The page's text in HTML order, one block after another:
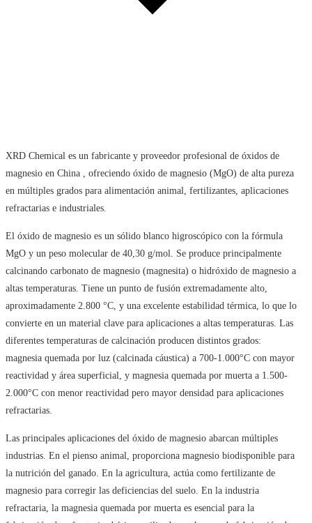
XRD Chemical es un fabricante y proveedor profesional de óxidos de
magnesio en China , ofreciendo óxido de magnesio (MgO) de alta pureza
en múltiples grados para alimentación animal, fertilizantes, aplicaciones
refractarias e industriales.
El óxido de magnesio es un sólido blanco higroscópico con la fórmula
MgO y un peso molecular de 40,30 g/mol. Se produce principalmente
calcinando carbonato de magnesio (magnesita) o hidróxido de magnesio a
altas temperaturas. Tiene un punto de fusión extremadamente alto,
aproximadamente 2.800 °C, y una excelente estabilidad térmica, lo que lo
convierte en un material clave para aplicaciones a altas temperaturas. Las
diferentes temperaturas de calcinación producen distintos grados:
magnesia quemada por luz (calcinada cáustica) a 700-1.000°C con mayor
reactividad y área superficial, y magnesia quemada por muerta a 1.500-
2.000°C con menor reactividad pero mayor densidad para aplicaciones
refractarias.
Las principales aplicaciones del óxido de magnesio abarcan múltiples
industrias. En el pienso animal, proporciona magnesio biodisponible para
la nutrición del ganado. En la agricultura, actúa como fertilizante de
magnesio para corregir las deficiencias del suelo. En la industria
refractaria, la magnesia quemada por muerta es esencial para la